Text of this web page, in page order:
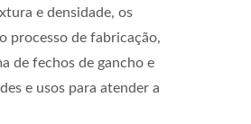
e densidade, os
processo de fabricação,
de fechos de gancho e
e usos para atender a